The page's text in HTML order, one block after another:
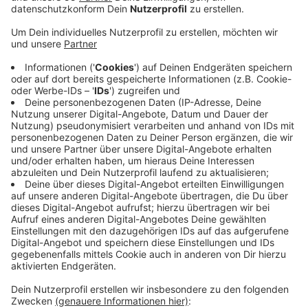
Die Stadt Viersen konnte die Quote der
Nichtschwimmer in den letzten Jahren trotzdem
deutlich senken. Die Stadtverwaltung hat sich vor
allem auf Vorschulkinder aus einem sozial schwachen
Umfeld konzentriert. Sie konnten kostenfrei an
Wassergewöhnungs und Schwimmkursen teilnehmen.
Außerdem sollte zusätzliches Personal die Lehrer im
Schwimmunterricht an den Schulen unterstützen. So
konnte die Stadt die Nichtschwimmrquote bei den
Viertklässern von knapp 29% im Vorjahr auf knapp 25%
in diesem Jahr senken. Auch in den anderen Kommunen
gibt es zahlreiche Angebote zum Schwimmenlernen:
Sieben Krefelder Grundschulen nehmen zum Beispiel
im kommenden Schuljahr an dem Projekt "Krefeld
Schwimmt" teil.
Anzeige